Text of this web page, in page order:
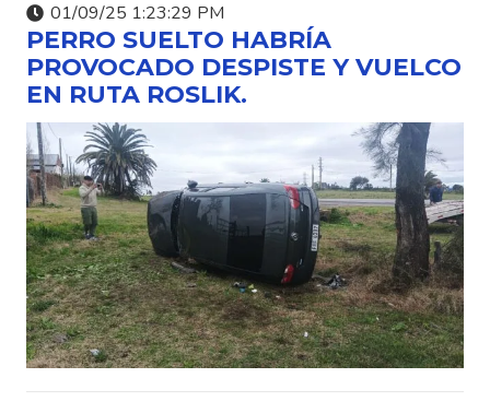
01/09/25 1:23:29 PM
PERRO SUELTO HABRÍA
PROVOCADO DESPISTE Y VUELCO
EN RUTA ROSLIK.